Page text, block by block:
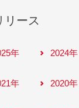
リース
年 2024年
年 2020年